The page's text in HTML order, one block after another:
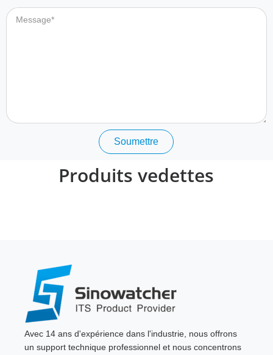
Soumettre
Produits vedettes
Avec 14 ans d'expérience dans l'industrie, nous offrons
un support technique professionnel et nous concentrons